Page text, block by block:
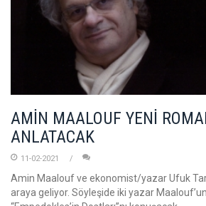
AMİN MAALOUF YENİ
ANLATACAK
11-02-2021
Amin Maalouf ve ekonomist/yazar Ufuk
araya geliyor. Söyleşide iki yazar